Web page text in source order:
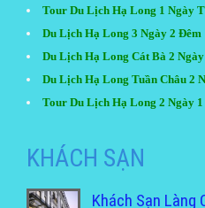
Tour Du Lịch Hạ Long 1 Ngày
Du Lịch Hạ Long 3 Ngày 2 Đêm
Du Lịch Hạ Long Cát Bà 2
Du Lịch Hạ Long Tuần Châu 2
Tour Du Lịch Hạ Long 2 Ngày
KHÁCH SẠN
Khách Sạn Làng